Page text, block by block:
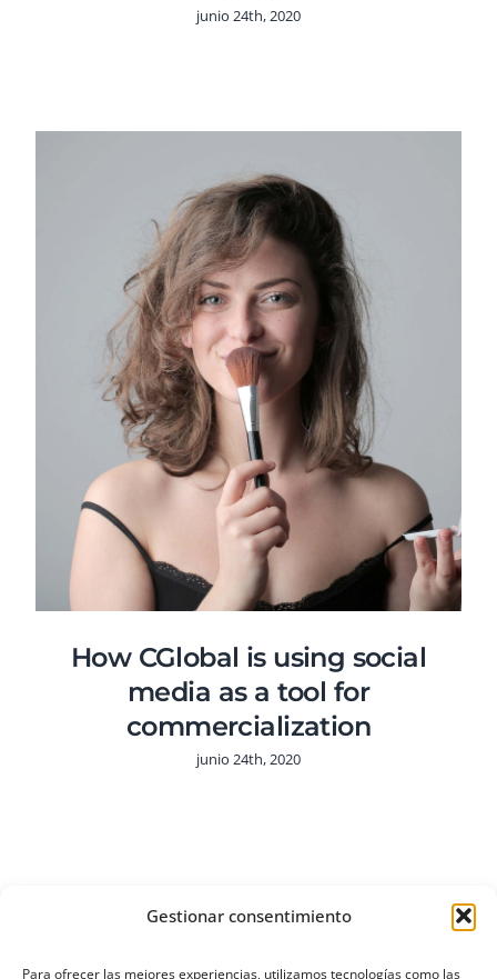
Gestionar consentimiento
Para ofrecer las mejores experiencias, utilizamos tecnologías como las
junio 24th, 2020
How CGlobal is using social
media as a tool for
commercialization
junio 24th, 2020